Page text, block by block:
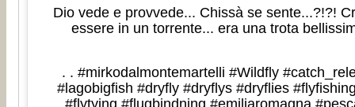
Dio vede e provvede... Chissà se sente...?!?!
essere in un torrente... era una trota
. . #mirkodalmontemartelli #Wildfly
#lagobigfish #dryfly #dryflys #dryflies